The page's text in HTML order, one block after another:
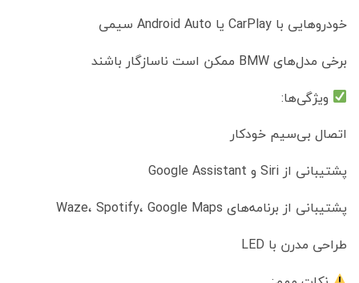
خودروهایی با CarPlay یا Android Auto سیمی
برخی مدل‌های BMW ممکن است ناسازگار باشند
ویژگی‌ها:
اتصال بی‌سیم خودکار
پشتیبانی از Siri و Google Assistant
پشتیبانی از برنامه‌های Waze، Spotify، Google Maps
طراحی مدرن با LED